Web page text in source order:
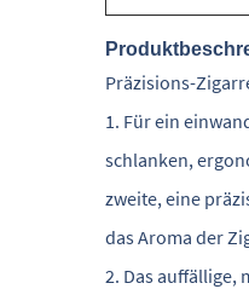
Präzisions-
1. Für ein
schlanken,
zweite, eine
das Aroma der
2. Das auffällige,